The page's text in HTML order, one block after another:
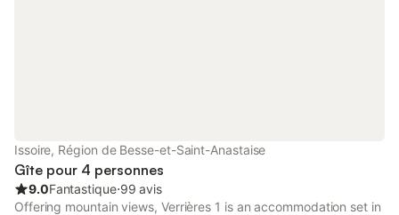
Issoire, Région de Besse-et-Saint-Anastaise
Gîte pour 4 personnes
9.0Fantastique⋅99 avis
Offering mountain views, Verrières 1 is an accommodation set in